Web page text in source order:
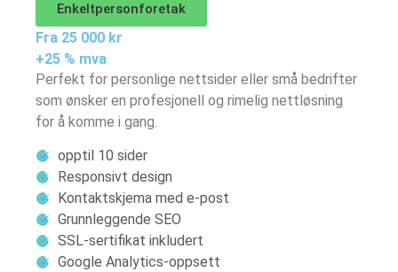
Enkeltpersonforetak
Fra 25 000 kr
+25 % mva
Perfekt for personlige nettsider eller små bedrifter
som ønsker en profesjonell og rimelig nettløsning
for å komme i gang.
opptil 10 sider
Responsivt design
Kontaktskjema med e-post
Grunnleggende SEO
SSL-sertifikat inkludert
Google Analytics-oppsett